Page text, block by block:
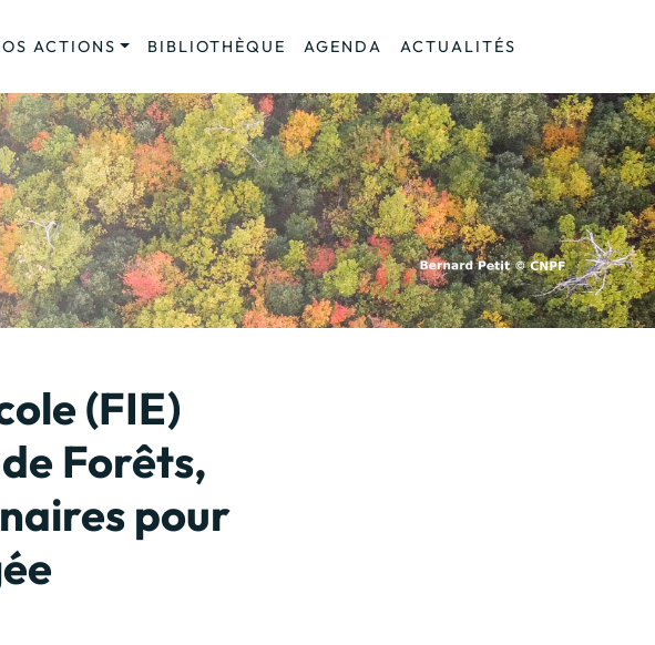
ACTIONS BIBLIOTHÈQUE AGENDA ACTUALITÉS
(FIE)
Forêts,
pour